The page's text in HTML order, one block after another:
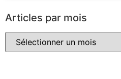
Articles par mois